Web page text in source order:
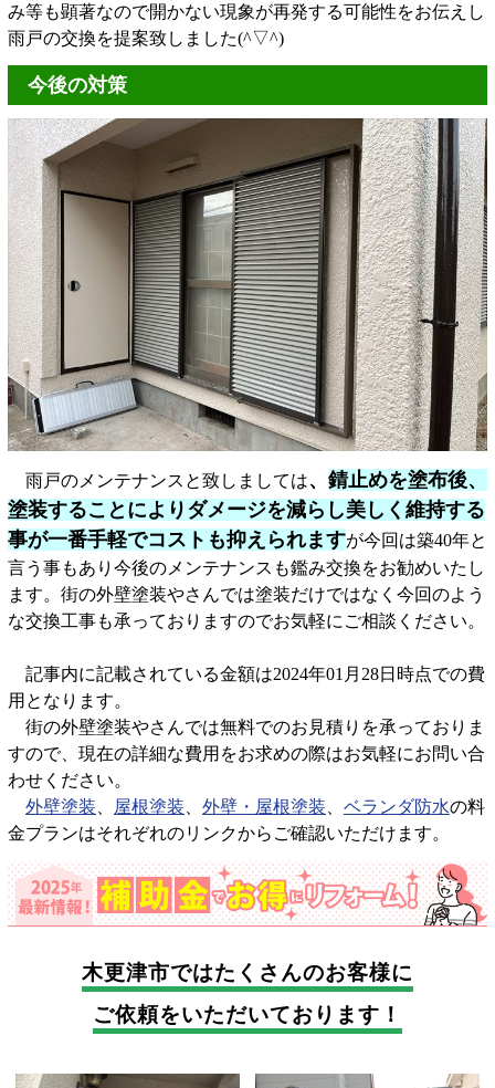
み等も顕著なので開かない現象が再発する可能性をお伝えし
雨戸の交換を提案致しました(^▽^)
今後の対策
雨戸のメンテナンスと致しましては、 錆止めを塗布後、
塗装することによりダメージを減らし美しく維持する
事が一番手軽でコストも抑えられますが今回は築40年と
言う事もあり今後のメンテナンスも鑑み交換をお勧めいたし
ます。街の外壁塗装やさんでは塗装だけではなく今回のよう
な交換工事も承っておりますのでお気軽にご相談ください。
記事内に記載されている金額は2024年01月28日時点での費
用となります。
街の外壁塗装やさんでは無料でのお見積りを承っておりま
すので、現在の詳細な費用をお求めの際はお気軽にお問い合
わせください。
外壁塗装、 屋根塗装、 外壁・屋根塗装、 ベランダ防水の料
金プランはそれぞれのリンクからご確認いただけます。
木更津市ではたくさんのお客様に
ご依頼をいただいております！